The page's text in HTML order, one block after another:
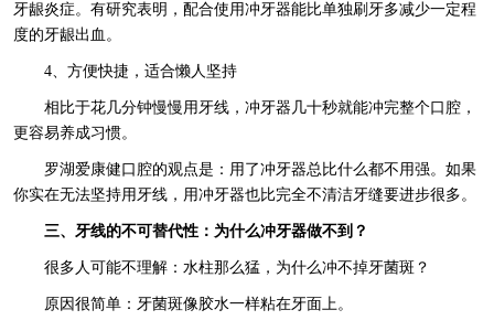
牙龈炎症。有研究表明，配合使用冲牙器能比单独刷牙多减少一定程
度的牙龈出血。
4、方便快捷，适合懒人坚持
相比于花几分钟慢慢用牙线，冲牙器几十秒就能冲完整个口腔，
更容易养成习惯。
罗湖爱康健口腔的观点是：用了冲牙器总比什么都不用强。如果
你实在无法坚持用牙线，用冲牙器也比完全不清洁牙缝要进步很多。
三、牙线的不可替代性：为什么冲牙器做不到？
很多人可能不理解：水柱那么猛，为什么冲不掉牙菌斑？
原因很简单：牙菌斑像胶水一样粘在牙面上。